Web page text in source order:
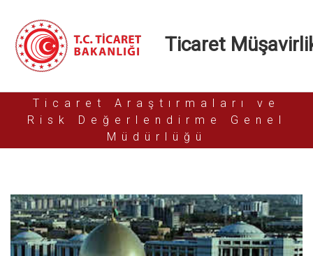
Ticaret
Ticaret Araştırmaları ve
Risk Değerlendirme Genel
Müdürlüğü